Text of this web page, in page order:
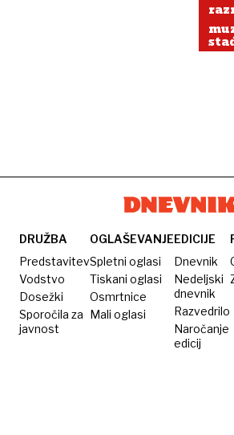
DRUŽBA
Predstavitev
Vodstvo
Dosežki
Sporočila za
javnost
OGLAŠEVANJE
Spletni oglasi
Tiskani oglasi
Osmrtnice
Mali oglasi
EDICIJE
Dnevnik
Nedeljski
dnevnik
Razvedrilo
Naročanje
edicij